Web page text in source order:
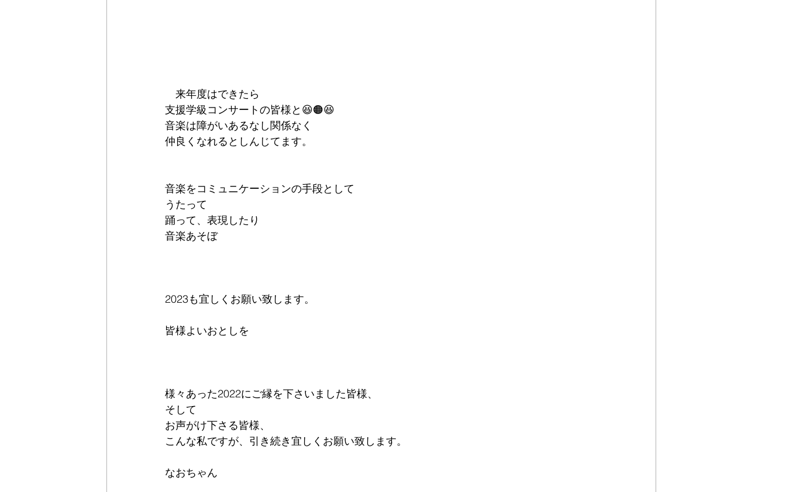
来年度はできたら
支援学級コンサートの皆様と😆🟠😆
音楽は障がいあるなし関係なく
仲良くなれるとしんじてます。
音楽をコミュニケーションの手段として
うたって
踊って、表現したり
音楽あそぼ
2023も宜しくお願い致します。
皆様よいおとしを
様々あった2022にご縁を下さいました皆様、
そして
お声がけ下さる皆様、
こんな私ですが、引き続き宜しくお願い致します。
なおちゃん